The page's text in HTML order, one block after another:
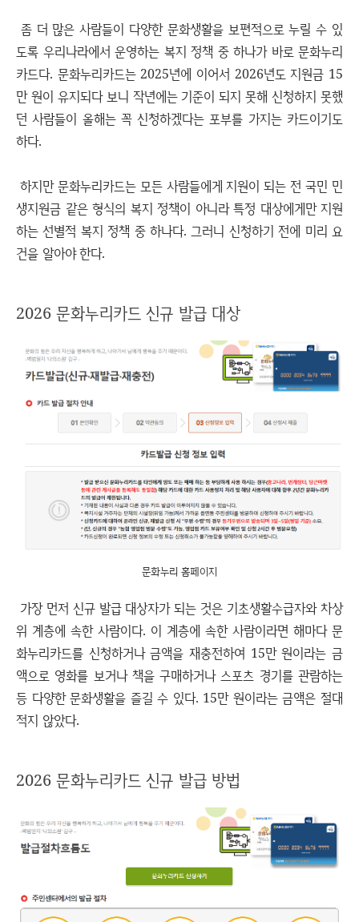
좀 더 많은 사람들이 다양한 문화생활을 보편적으로 누릴 수 있
도록 우리나라에서 운영하는 복지 정책 중 하나가 바로 문화누리
카드다. 문화누리카드는 2025년에 이어서 2026년도 지원금 15
만 원이 유지되다 보니 작년에는 기준이 되지 못해 신청하지 못했
던 사람들이 올해는 꼭 신청하겠다는 포부를 가지는 카드이기도
하다.
하지만 문화누리카드는 모든 사람들에게 지원이 되는 전 국민 민
생지원금 같은 형식의 복지 정책이 아니라 특정 대상에게만 지원
하는 선별적 복지 정책 중 하나다. 그러니 신청하기 전에 미리 요
건을 알아야 한다.
2026 문화누리카드 신규 발급 대상
문화누리 홈페이지
가장 먼저 신규 발급 대상자가 되는 것은 기초생활수급자와 차상
위 계층에 속한 사람이다. 이 계층에 속한 사람이라면 해마다 문
화누리카드를 신청하거나 금액을 재충전하여 15만 원이라는 금
액으로 영화를 보거나 책을 구매하거나 스포츠 경기를 관람하는
등 다양한 문화생활을 즐길 수 있다. 15만 원이라는 금액은 절대
적지 않았다.
2026 문화누리카드 신규 발급 방법